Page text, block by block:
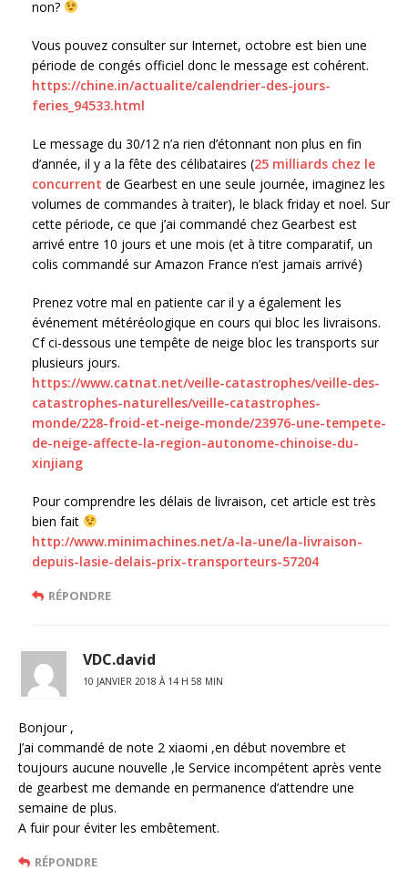
non?
Vous pouvez consulter sur Internet, octobre est bien une
période de congés officiel donc le message est cohérent.
https://chine.in/actualite/calendrier-des-jours-
feries_94533.html
Le message du 30/12 n’a rien d’étonnant non plus en fin
d’année, il y a la fête des célibataires (25 milliards chez le
concurrent de Gearbest en une seule journée, imaginez les
volumes de commandes à traiter), le black friday et noel. Sur
cette période, ce que j’ai commandé chez Gearbest est
arrivé entre 10 jours et une mois (et à titre comparatif, un
colis commandé sur Amazon France n’est jamais arrivé)
Prenez votre mal en patiente car il y a également les
événement météréologique en cours qui bloc les livraisons.
Cf ci-dessous une tempête de neige bloc les transports sur
plusieurs jours.
https://www.catnat.net/veille-catastrophes/veille-des-
catastrophes-naturelles/veille-catastrophes-
monde/228-froid-et-neige-monde/23976-une-tempete-
de-neige-affecte-la-region-autonome-chinoise-du-
xinjiang
Pour comprendre les délais de livraison, cet article est très
bien fait
http://www.minimachines.net/a-la-une/la-livraison-
depuis-lasie-delais-prix-transporteurs-57204
RÉPONDRE
VDC.david
10 JANVIER 2018 À 14 H 58 MIN
Bonjour ,
J’ai commandé de note 2 xiaomi ,en début novembre et
toujours aucune nouvelle ,le Service incompétent après vente
de gearbest me demande en permanence d’attendre une
semaine de plus.
A fuir pour éviter les embêtement.
RÉPONDRE